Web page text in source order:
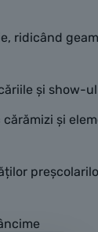
ridicând
și show-
și